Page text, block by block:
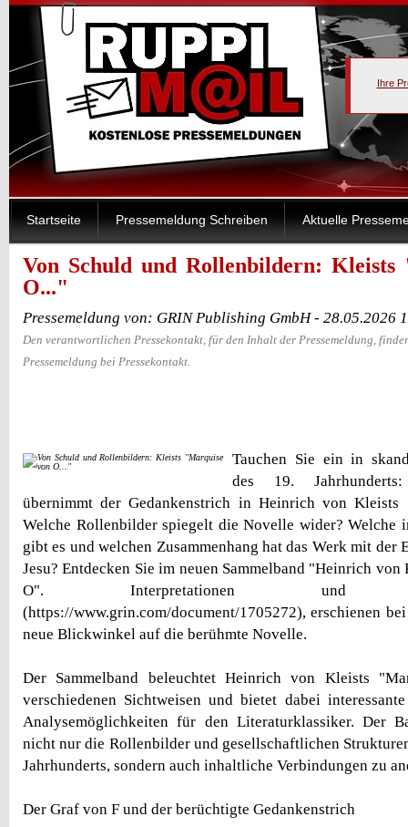
Ihre
Startseite Pressemeldung Schreiben Aktuelle
Von Schuld und Rollenbildern: Kleists
O..."
Pressemeldung von: GRIN Publishing GmbH - 28.05.2026
Den verantwortlichen Pressekontakt, für den Inhalt der Pressemeldung,
Pressemeldung bei Pressekontakt.
Tauchen Sie ein in
des 19.
übernimmt der Gedankenstrich in Heinrich von Kleists
Welche Rollenbilder spiegelt die Novelle wider? Welche
gibt es und welchen Zusammenhang hat das Werk mit der
Jesu? Entdecken Sie im neuen Sammelband "Heinrich
O". Interpretationen und
(https://www.grin.com/document/1705272), erschienen
neue Blickwinkel auf die berühmte Novelle.
Der Sammelband beleuchtet Heinrich von Kleists
verschiedenen Sichtweisen und bietet dabei
Analysemöglichkeiten für den Literaturklassiker. Der
nicht nur die Rollenbilder und gesellschaftlichen
Jahrhunderts, sondern auch inhaltliche Verbindungen zu
Der Graf von F und der berüchtigte Gedankenstrich